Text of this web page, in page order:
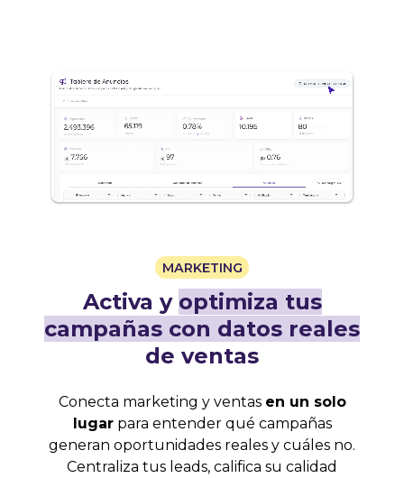
MARKETING
Activa y optimiza tus
campañas con datos reales
de ventas
Conecta marketing y ventas en un solo
lugar para entender qué campañas
generan oportunidades reales y cuáles no.
Centraliza tus leads, califica su calidad